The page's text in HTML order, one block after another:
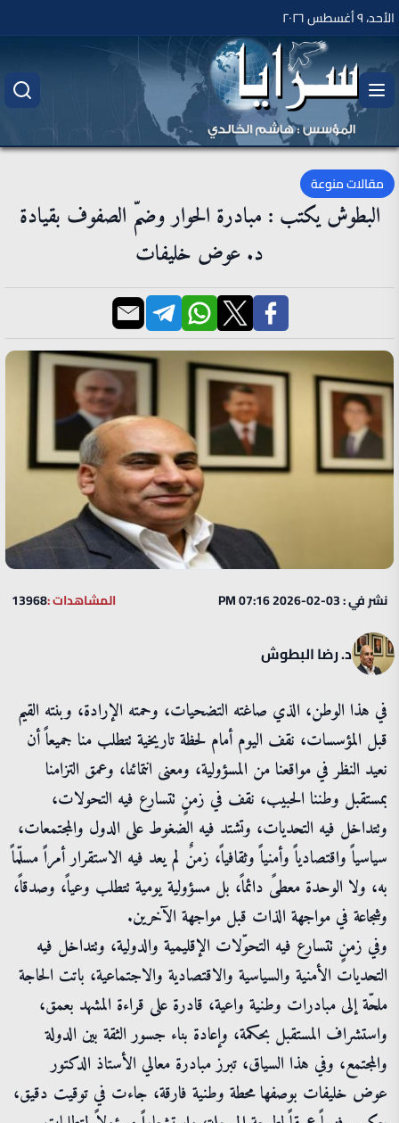
الأحد، ٩ أغسطس ٢٠٢٦
مقالات منوعة
البطوش يكتب : مبادرة الحوار وضمّ الصفوف بقيادة
د. عوض خليفات
نشر في : 03-02-2026 07:16 PM المشاهدات :13968
د. رضا البطوش
في هذا الوطن، الذي صاغته التضحيات، وحمته الإرادة، وبنته القيم
قبل المؤسسات، نقف اليوم أمام لحظة تاريخية تتطلب منا جميعاً أن
نعيد النظر في مواقعنا من المسؤولية، ومعنى انتمائنا، وعمق التزامنا
بمستقبل وطننا الحبيب، نقف في زمنٍ تتسارع فيه التحولات،
وتتداخل فيه التحديات، وتشتد فيه الضغوط على الدول والمجتمعات،
سياسياً واقتصادياً وأمنياً وثقافياً، زمنٌ لم يعد فيه الاستقرار أمراً مسلّماً
به، ولا الوحدة معطىً دائماً، بل مسؤولية يومية تتطلب وعياً، وصدقاً،
وشجاعة في مواجهة الذات قبل مواجهة الآخرين.
وفي زمنٍ تتسارع فيه التحوّلات الإقليمية والدولية، وتتداخل فيه
التحديات الأمنية والسياسية والاقتصادية والاجتماعية، باتت الحاجة
ملحّة إلى مبادرات وطنية واعية، قادرة على قراءة المشهد بعمق،
واستشراف المستقبل بحكمة، وإعادة بناء جسور الثقة بين الدولة
والمجتمع، وفي هذا السياق، تبرز مبادرة معالي الأستاذ الدكتور
عوض خليفات بوصفها محطة وطنية فارقة، جاءت في توقيت دقيق،